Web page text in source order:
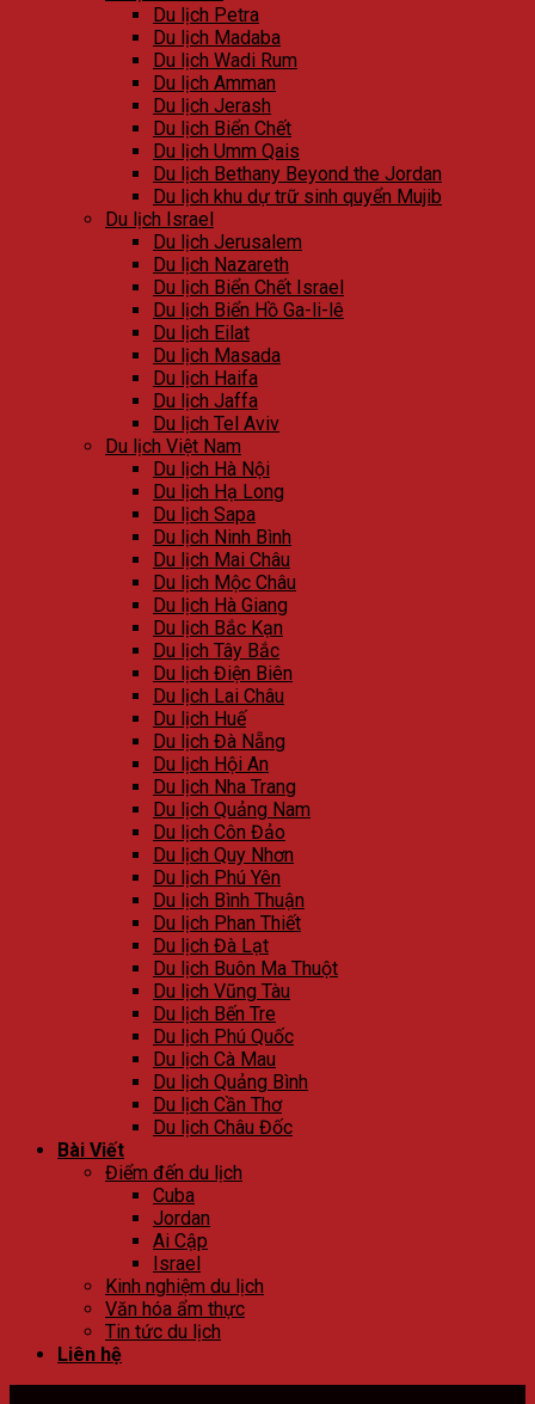
Du lịch Petra
Du lịch Madaba
Du lịch Wadi Rum
Du lịch Amman
Du lịch Jerash
Du lịch Biển Chết
Du lịch Umm Qais
Du lịch Bethany Beyond the Jordan
Du lịch khu dự trữ sinh quyển Mujib
Du lịch Israel
Du lịch Jerusalem
Du lịch Nazareth
Du lịch Biển Chết Israel
Du lịch Biển Hồ Ga-li-lê
Du lịch Eilat
Du lịch Masada
Du lịch Haifa
Du lịch Jaffa
Du lịch Tel Aviv
Du lịch Việt Nam
Du lịch Hà Nội
Du lịch Hạ Long
Du lịch Sapa
Du lịch Ninh Bình
Du lịch Mai Châu
Du lịch Mộc Châu
Du lịch Hà Giang
Du lịch Bắc Kạn
Du lịch Tây Bắc
Du lịch Điện Biên
Du lịch Lai Châu
Du lịch Huế
Du lịch Đà Nẵng
Du lịch Hội An
Du lịch Nha Trang
Du lịch Quảng Nam
Du lịch Côn Đảo
Du lịch Quy Nhơn
Du lịch Phú Yên
Du lịch Bình Thuận
Du lịch Phan Thiết
Du lịch Đà Lạt
Du lịch Buôn Ma Thuột
Du lịch Vũng Tàu
Du lịch Bến Tre
Du lịch Phú Quốc
Du lịch Cà Mau
Du lịch Quảng Bình
Du lịch Cần Thơ
Du lịch Châu Đốc
Bài Viết
Điểm đến du lịch
Cuba
Jordan
Ai Cập
Israel
Kinh nghiệm du lịch
Văn hóa ẩm thực
Tin tức du lịch
Liên hệ